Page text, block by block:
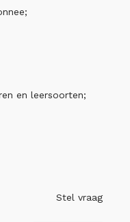
en leersoorten;
Stel vraag